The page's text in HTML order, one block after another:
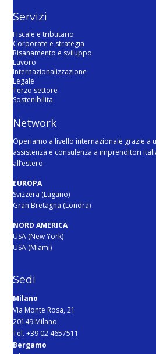
Servizi
Fiscale e tributario
Corporate e strategia
Risanamento e sviluppo
Lavoro
Internazionalizzazione
Legale
Terzo settore
Sostenibilita
Network
Operiamo a livello internazionale grazie a
assistenza e consulenza a imprenditori
all’estero
EUROPA
Svizzera (Lugano)
Gran Bretagna (Londra)
NORD AMERICA
USA (New York)
USA (Miami)
Sedi
Milano
Via Monte Rosa, 21
20149 Milano
Tel. +39 02 4657511
Bergamo